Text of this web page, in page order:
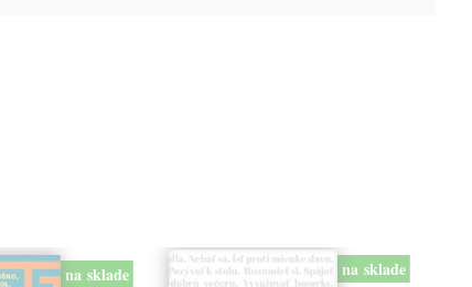
na sklade na sklade